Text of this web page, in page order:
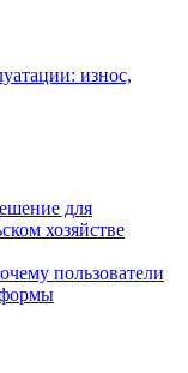
износ,
для
хозяйстве
пользователи